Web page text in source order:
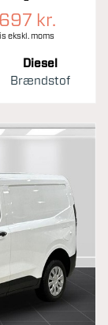
kr.
ekskl. moms
Diesel
Brændstof